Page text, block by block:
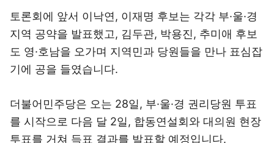
토론회에 앞서 이낙연, 이재명 후보는 각각 부·울·경
지역 공약을 발표했고, 김두관, 박용진, 추미애 후보
도 영·호남을 오가며 지역민과 당원들을 만나 표심잡
기에 공을 들였습니다.
더불어민주당은 오는 28일, 부·울·경 권리당원 투표
를 시작으로 다음 달 2일, 합동연설회와 대의원 현장
투표를 거쳐 득표 결과를 발표할 예정입니다.